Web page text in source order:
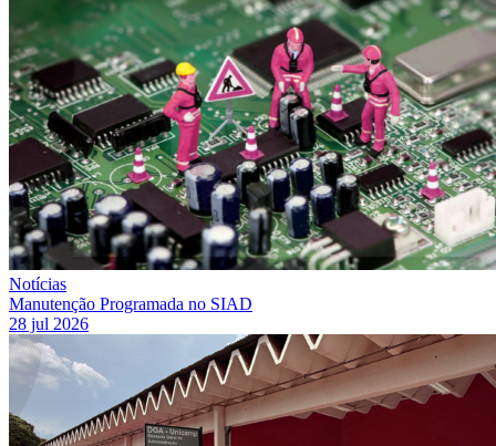
Notícias
Manutenção Programada no SIAD
28 jul 2026